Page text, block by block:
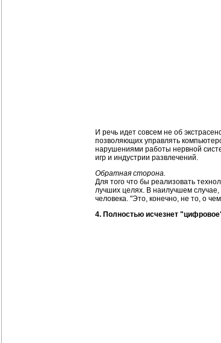
И речь идет совсем не об
позволяющих управлять
нарушениями работы нервной
игр и индустрии развлечений.
Обратная сторона.
Для того что бы реализовать
лучших целях. В наилучшем
человека. "Это, конечно, не то, о
4. Полностью исчезнет